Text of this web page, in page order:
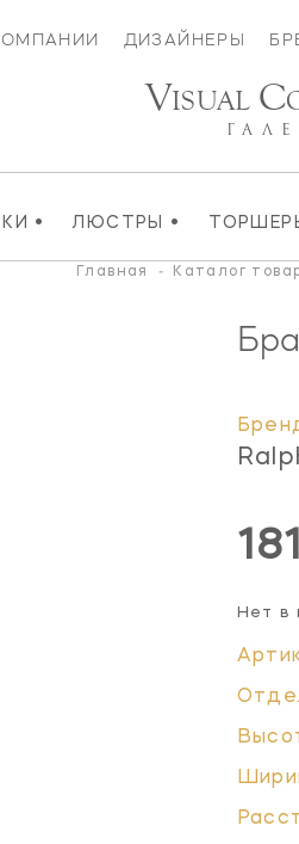
ДИЗАЙНЕРЫ
• ЛЮСТРЫ •
VISUAL C
Главная - Каталог
Нет в